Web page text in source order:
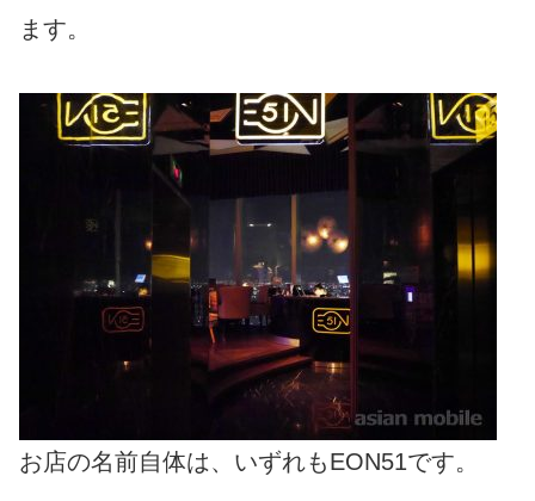
ます。
お店の名前自体は、いずれもEON51です。